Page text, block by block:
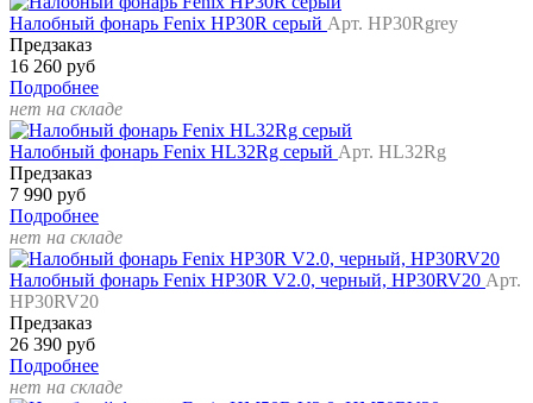
Налобный фонарь Fenix HP30R серый Арт. HP30Rgrey
Предзаказ
16 260 руб
Подробнее
нет на складе
Налобный фонарь Fenix HL32Rg серый Арт. HL32Rg
Предзаказ
7 990 руб
Подробнее
нет на складе
Налобный фонарь Fenix HP30R V2.0, черный, HP30RV20 Арт.
HP30RV20
Предзаказ
26 390 руб
Подробнее
нет на складе